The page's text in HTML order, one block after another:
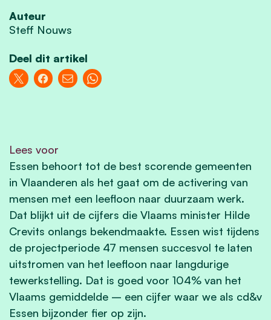
Auteur
Steff Nouws
Deel dit artikel
Lees voor
Essen behoort tot de best scorende gemeenten
in Vlaanderen als het gaat om de activering van
mensen met een leefloon naar duurzaam werk.
Dat blijkt uit de cijfers die Vlaams minister Hilde
Crevits onlangs bekendmaakte. Essen wist tijdens
de projectperiode 47 mensen succesvol te laten
uitstromen van het leefloon naar langdurige
tewerkstelling. Dat is goed voor 104% van het
Vlaams gemiddelde – een cijfer waar we als cd&v
Essen bijzonder fier op zijn.